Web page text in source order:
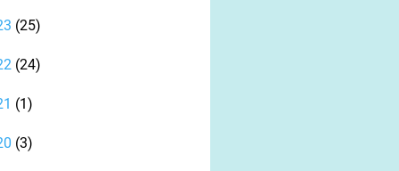
(25)
(24)
(1)
(3)